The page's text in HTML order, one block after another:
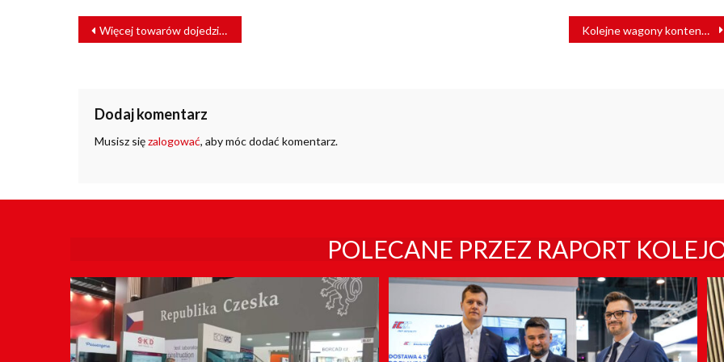
NAWIGACJA
WPISU
Więcej towarów dojedzie do portów w Gdańsku i Gdyni Kolejne wagony kontenerowe w taborze PKP CARGO
Dodaj komentarz
Musisz sięzalogować, aby móc dodać komentarz.
POLECANE PRZEZ RAPORT